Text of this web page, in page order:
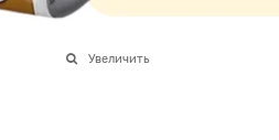
Увеличить